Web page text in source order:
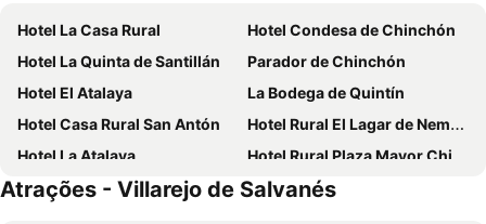
Hotel La Casa Rural
Hotel Condesa de Chinchón
Hotel La Quinta de Santillán
Parador de Chinchón
Hotel El Atalaya
La Bodega de Quintín
Hotel Casa Rural San Antón
Hotel Rural El Lagar de Nemesio
Hotel La Atalaya
Hotel Rural Plaza Mayor Chinchon
Atrações - Villarejo de Salvanés